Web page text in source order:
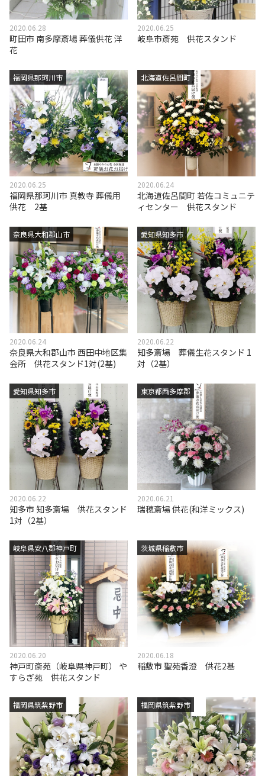
2020.06.28
町田市 南多摩斎場 葬儀供花 洋
花
2020.06.25
岐阜市斎苑 供花スタンド
福岡県那珂川市
2020.06.25
福岡県那珂川市 真教寺 葬儀用
供花 2基
北海道佐呂間町
2020.06.24
北海道佐呂間町 若佐コミュニテ
ィセンター 供花スタンド
奈良県大和郡山市
2020.06.24
奈良県大和郡山市 西田中地区集
会所 供花スタンド1対(2基)
愛知県知多市
2020.06.22
知多斎場 葬儀生花スタンド 1
対（2基）
愛知県知多市
2020.06.22
知多市 知多斎場 供花スタンド
1対（2基）
東京都西多摩郡
2020.06.21
瑞穂斎場 供花(和洋ミックス)
岐阜県安八郡神戸町
2020.06.20
神戸町斎苑（岐阜県神戸町） や
すらぎ苑 供花スタンド
茨城県稲敷市
2020.06.18
稲敷市 聖苑香澄 供花2基
福岡県筑紫野市 福岡県筑紫野市